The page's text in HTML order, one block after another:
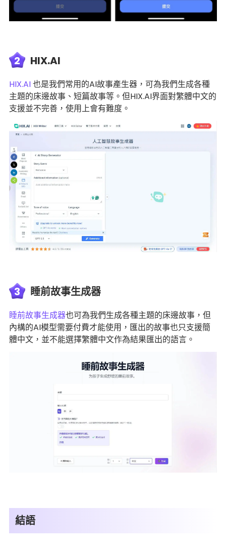
2 HIX.AI
HIX.AI也是我們常用的AI故事產生器，可為我們生成各種
主題的床邊故事、短篇故事等。但HIX.AI界面對繁體中文的
支援並不完善，使用上會有難度。
3 睡前故事生成器
睡前故事生成器也可為我們生成各種主題的床邊故事，但
內構的AI模型需要付費才能使用，匯出的故事也只支援簡
體中文，並不能選擇繁體中文作為結果匯出的語言。
結語